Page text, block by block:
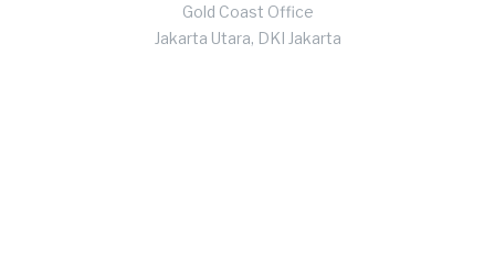
Gold Coast Office
Jakarta Utara, DKI Jakarta